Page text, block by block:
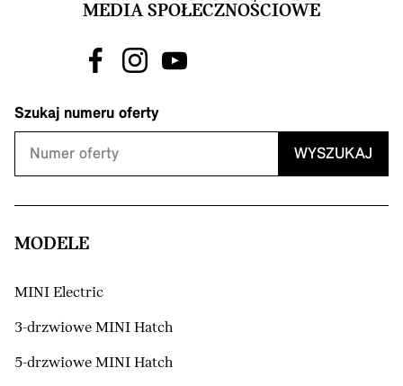
MEDIA SPOŁECZNOŚCIOWE
Szukaj numeru oferty
WYSZUKAJ
MODELE
MINI Electric
3-drzwiowe MINI Hatch
5-drzwiowe MINI Hatch